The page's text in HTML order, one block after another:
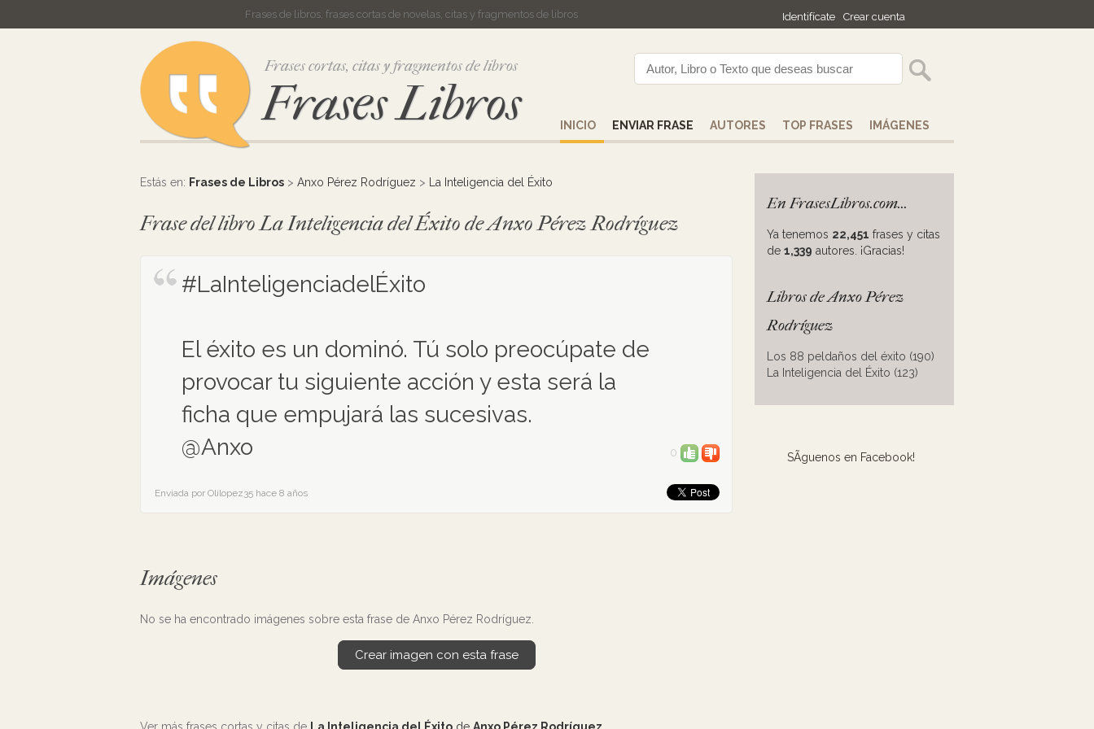
Identifícate Crear cuenta
Frases de libros, frases cortas de novelas, citas y fragmentos de libros
Frases cortas, citas y fragmentos de libros
Frases Libros INICIO ENVIAR FRASE AUTORES TOP FRASES IMÁGENES
Estás en: Frases de Libros > Anxo Pérez Rodríguez > La Inteligencia del Éxito
Frase del libro La Inteligencia del Éxito de Anxo Pérez Rodríguez
#LaInteligenciadelÉxito
El éxito es un dominó. Tú solo preocúpate de
provocar tu siguiente acción y esta será la
ficha que empujará las sucesivas.
@Anxo
0
Enviada por Olilopez35 hace 8 años
Imágenes
No se ha encontrado imágenes sobre esta frase de Anxo Pérez Rodríguez.
Crear imagen con esta frase
En FrasesLibros.com...
Ya tenemos 22,451 frases y citas
de 1,339 autores. ¡Gracias!
Libros de Anxo Pérez
Rodríguez
Los 88 peldaños del éxito (190)
La Inteligencia del Éxito (123)
SÃ­guenos en Facebook!